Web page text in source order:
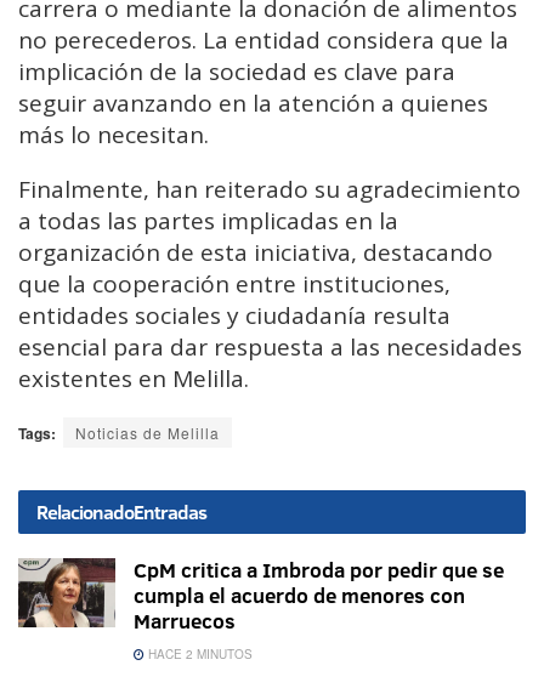
carrera o mediante la donación de alimentos
no perecederos. La entidad considera que la
implicación de la sociedad es clave para
seguir avanzando en la atención a quienes
más lo necesitan.
Finalmente, han reiterado su agradecimiento
a todas las partes implicadas en la
organización de esta iniciativa, destacando
que la cooperación entre instituciones,
entidades sociales y ciudadanía resulta
esencial para dar respuesta a las necesidades
existentes en Melilla.
Tags: Noticias de Melilla
RelacionadoEntradas
CpM critica a Imbroda por pedir que se
cumpla el acuerdo de menores con
Marruecos
HACE 2 MINUTOS